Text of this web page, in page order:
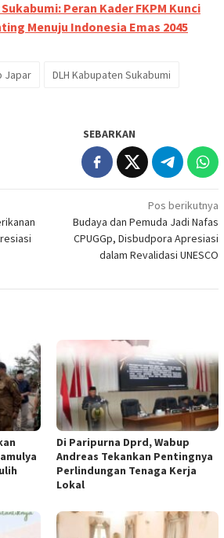
Peran Kader FKPM Kunci
Menuju Indonesia Emas 2045
Japar
DLH Kabupaten Sukabumi
SEBARKAN
Pos berikutnya
Budaya dan Pemuda Jadi Nafas
CPUGGp, Disbudpora Apresiasi
dalam Revalidasi UNESCO
Di Paripurna Dprd, Wabup
Andreas Tekankan Pentingnya
Perlindungan Tenaga Kerja
Lokal